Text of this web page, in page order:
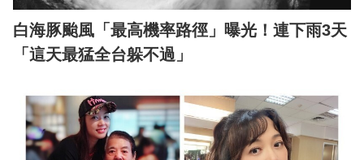
白海豚颱風「最高機率路徑」曝光！連下雨3天
「這天最猛全台躲不過」